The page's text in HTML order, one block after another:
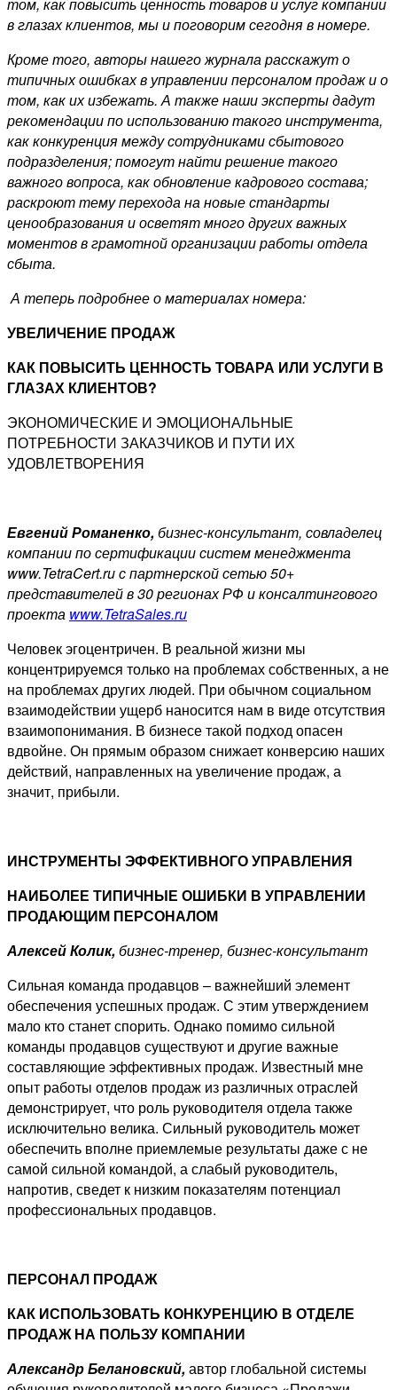
в глазах клиентов, мы и поговорим сегодня в номере.
Кроме того, авторы нашего журнала расскажут о
типичных ошибках в управлении персоналом продаж и о
том, как их избежать. А также наши эксперты дадут
рекомендации по использованию такого инструмента,
как конкуренция между сотрудниками сбытового
подразделения; помогут найти решение такого
важного вопроса, как обновление кадрового состава;
раскроют тему перехода на новые стандарты
ценообразования и осветят много других важных
моментов в грамотной организации работы отдела
сбыта.
А теперь подробнее о материалах номера:
УВЕЛИЧЕНИЕ ПРОДАЖ
КАК ПОВЫСИТЬ ЦЕННОСТЬ ТОВАРА ИЛИ УСЛУГИ В
ГЛАЗАХ КЛИЕНТОВ?
ЭКОНОМИЧЕСКИЕ И ЭМОЦИОНАЛЬНЫЕ
ПОТРЕБНОСТИ ЗАКАЗЧИКОВ И ПУТИ ИХ
УДОВЛЕТВОРЕНИЯ
Евгений Романенко,бизнес-консультант, совладелец
компании по сертификации систем менеджмента
www.TetraCert.ru с партнерской сетью 50+
представителей в 30 регионах РФ и консалтингового
проекта www.TetraSales.ru
Человек эгоцентричен. В реальной жизни мы
концентрируемся только на проблемах собственных, а не
на проблемах других людей. При обычном социальном
взаимодействии ущерб наносится нам в виде отсутствия
взаимопонимания. В бизнесе такой подход опасен
вдвойне. Он прямым образом снижает конверсию наших
действий, направленных на увеличение продаж, а
значит, прибыли.
ИНСТРУМЕНТЫ ЭФФЕКТИВНОГО УПРАВЛЕНИЯ
НАИБОЛЕЕ ТИПИЧНЫЕ ОШИБКИ В УПРАВЛЕНИИ
ПРОДАЮЩИМ ПЕРСОНАЛОМ
Алексей Колик,бизнес-тренер, бизнес-консультант
Сильная команда продавцов – важнейший элемент
обеспечения успешных продаж. С этим утверждением
мало кто станет спорить. Однако помимо сильной
команды продавцов существуют и другие важные
составляющие эффективных продаж. Известный мне
опыт работы отделов продаж из различных отраслей
демонстрирует, что роль руководителя отдела также
исключительно велика. Сильный руководитель может
обеспечить вполне приемлемые результаты даже с не
самой сильной командой, а слабый руководитель,
напротив, сведет к низким показателям потенциал
профессиональных продавцов.
ПЕРСОНАЛ ПРОДАЖ
КАК ИСПОЛЬЗОВАТЬ КОНКУРЕНЦИЮ В ОТДЕЛЕ
ПРОДАЖ НА ПОЛЬЗУ КОМПАНИИ
Александр Белановский,автор глобальной системы